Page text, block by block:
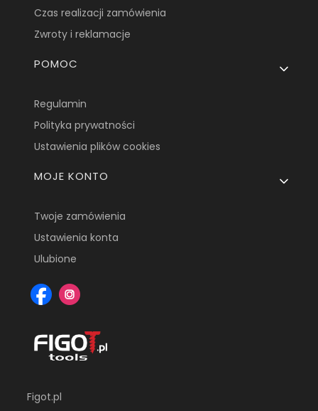
Czas realizacji zamówienia
Zwroty i reklamacje
POMOC
Regulamin
Polityka prywatności
Ustawienia plików cookies
MOJE KONTO
Twoje zamówienia
Ustawienia konta
Ulubione
Figot.pl